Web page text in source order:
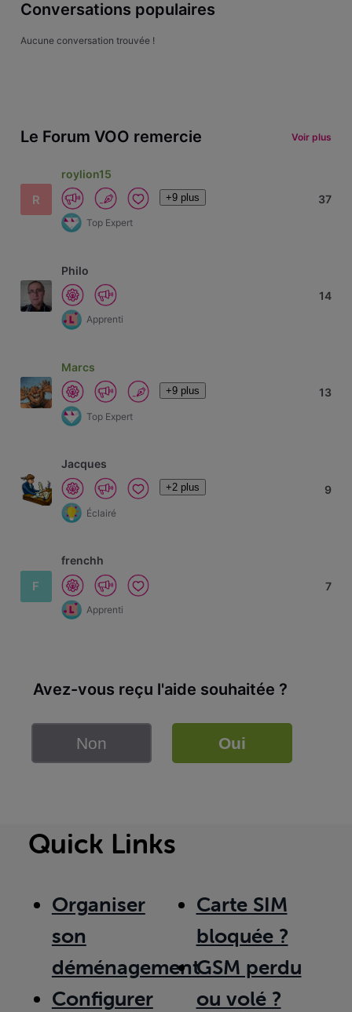
Conversations populaires
Aucune conversation trouvée !
Le Forum VOO remercie Voir plus
R
roylion15
+9 plus
Top Expert
37
Philo
Apprenti
14
Marcs
+9 plus
Top Expert
13
Jacques
+2 plus
Éclairé
9
F
frenchh
Apprenti
7
Avez-vous reçu l'aide souhaitée ?
Non Oui
Quick Links
Organiser
son
déménagement
Configurer
Carte SIM
bloquée ?
GSM perdu
ou volé ?